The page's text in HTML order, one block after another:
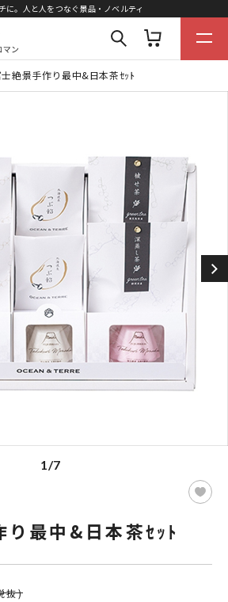
に。人と人をつなぐ景品・ノベルティ
士絶景手作り最中&日本茶ｾｯﾄ
1/7
り最中&日本茶ｾｯﾄ
抜)